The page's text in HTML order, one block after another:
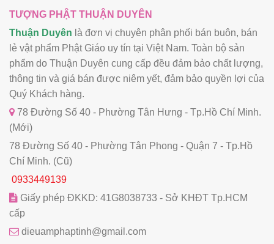
TƯỢNG PHẬT THUẬN DUYÊN
Thuận Duyên là đơn vị chuyên phân phối bán buôn, bán
lẻ vật phẩm Phật Giáo uy tín tại Việt Nam. Toàn bộ sản
phẩm do Thuận Duyên cung cấp đều đảm bảo chất lượng,
thông tin và giá bán được niêm yết, đảm bảo quyền lợi của
Quý Khách hàng.
78 Đường Số 40 - Phường Tân Hưng - Tp.Hồ Chí Minh.
(Mới)
78 Đường Số 40 - Phường Tân Phong - Quận 7 - Tp.Hồ
Chí Minh. (Cũ)
0933449139
Giấy phép ĐKKD: 41G8038733 - Sở KHĐT Tp.HCM
cấp
dieuamphaptinh@gmail.com